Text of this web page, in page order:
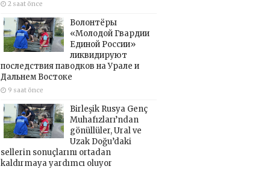
2 saat önce
Волонтёры
«Молодой Гвардии
Единой России»
ликвидируют
последствия паводков на Урале и
Дальнем Востоке
9 saat önce
Birleşik Rusya Genç
Muhafızları’ndan
gönüllüler, Ural ve
Uzak Doğu’daki
sellerin sonuçlarını ortadan
kaldırmaya yardımcı oluyor